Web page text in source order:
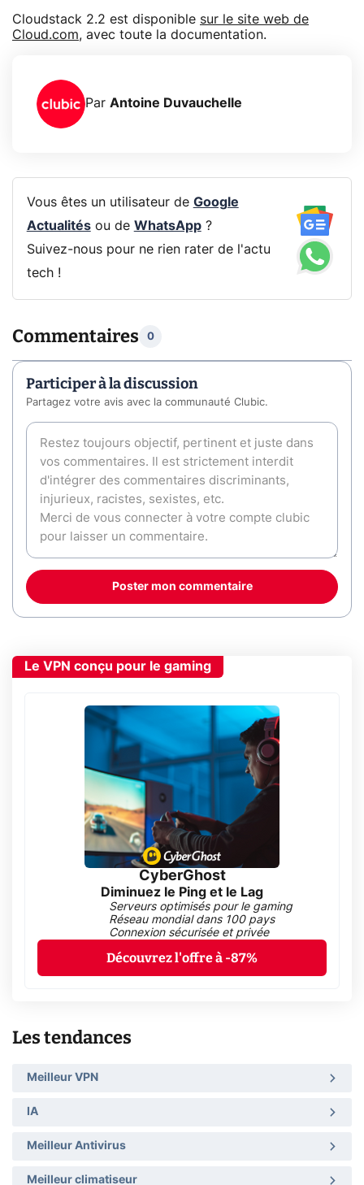
Cloudstack 2.2 est disponible sur le site web de
Cloud.com, avec toute la documentation.
Par Antoine Duvauchelle
Vous êtes un utilisateur de Google
Actualitésou de WhatsApp?
Suivez-nous pour ne rien rater de l'actu
tech !
Commentaires 0
Participer à la discussion
Partagez votre avis avec la communauté Clubic.
Poster mon commentaire
Le VPN conçu pour le gaming
CyberGhost
Diminuez le Ping et le Lag
Serveurs optimisés pour le gaming
Réseau mondial dans 100 pays
Connexion sécurisée et privée
Découvrez l'offre à -87%
Les tendances
Meilleur VPN
IA
Meilleur Antivirus
Meilleur climatiseur